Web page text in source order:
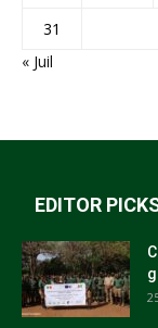
31
« Juil
EDITOR